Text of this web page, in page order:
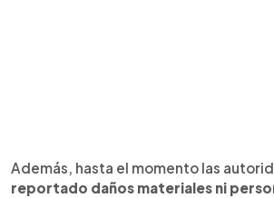
Además, hasta el momento las
reportado daños materiales ni